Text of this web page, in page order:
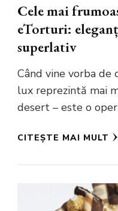
Cele mai
eTorturi:
superlativ
Când vine vorba de
lux reprezintă mai
desert – este o
CITEȘTE MAI MULT